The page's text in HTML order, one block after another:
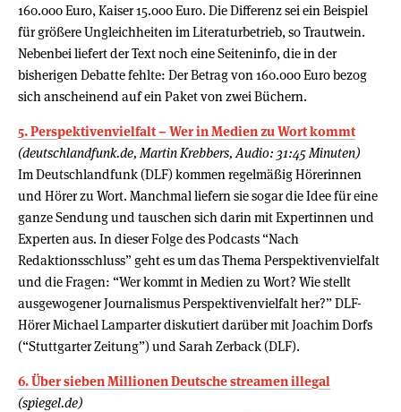
160.000 Euro, Kaiser 15.000 Euro. Die Differenz sei ein Beispiel
für größere Ungleichheiten im Literaturbetrieb, so Trautwein.
Nebenbei liefert der Text noch eine Seiteninfo, die in der
bisherigen Debatte fehlte: Der Betrag von 160.000 Euro bezog
sich anscheinend auf ein Paket von zwei Büchern.
5. Perspektivenvielfalt – Wer in Medien zu Wort kommt
(deutschlandfunk.de, Martin Krebbers, Audio: 31:45 Minuten)
Im Deutschlandfunk (DLF) kommen regelmäßig Hörerinnen
und Hörer zu Wort. Manchmal liefern sie sogar die Idee für eine
ganze Sendung und tauschen sich darin mit Expertinnen und
Experten aus. In dieser Folge des Podcasts “Nach
Redaktionsschluss” geht es um das Thema Perspektivenvielfalt
und die Fragen: “Wer kommt in Medien zu Wort? Wie stellt
ausgewogener Journalismus Perspektivenvielfalt her?” DLF-
Hörer Michael Lamparter diskutiert darüber mit Joachim Dorfs
(“Stuttgarter Zeitung”) und Sarah Zerback (DLF).
6. Über sieben Millionen Deutsche streamen illegal
(spiegel.de)